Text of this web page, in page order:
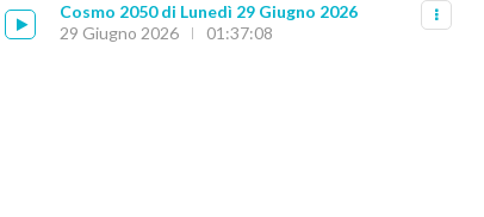
Cosmo 2050 di Lunedì 29 Giugno 2026
29 Giugno 2026
01:37:08